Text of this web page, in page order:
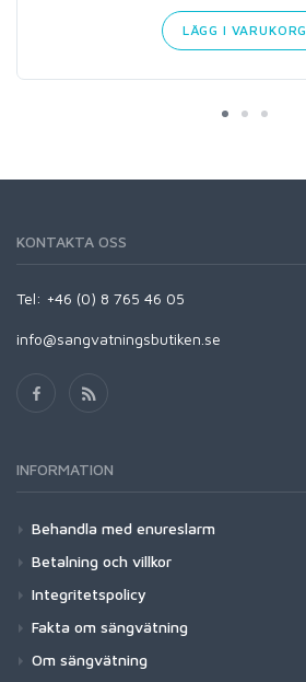
LÄGG I VARUKORG
KONTAKTA OSS
Tel: +46 (0) 8 765 46 05
info@sangvatningsbutiken.se
INFORMATION
Behandla med enureslarm
Betalning och villkor
Integritetspolicy
Fakta om sängvätning
Om sängvätning